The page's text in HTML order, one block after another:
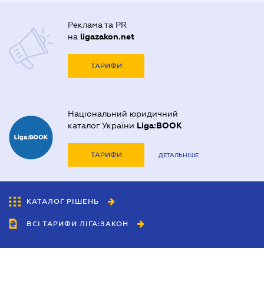
Реклама та PR
на ligazakon.net
ТАРИФИ
Національний юридичний
каталог України Liga:BOOK
ТАРИФИ ДЕТАЛЬНІШЕ
КАТАЛОГ РІШЕНЬ
ВСІ ТАРИФИ ЛІГА:ЗАКОН